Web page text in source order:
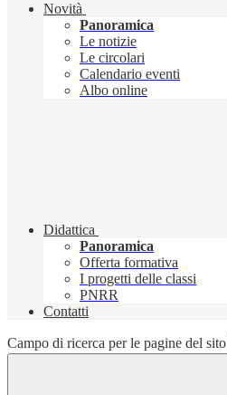
Novità
Panoramica
Le notizie
Le circolari
Calendario eventi
Albo online
Didattica
Panoramica
Offerta formativa
I progetti delle classi
PNRR
Contatti
Campo di ricerca per le pagine del sito